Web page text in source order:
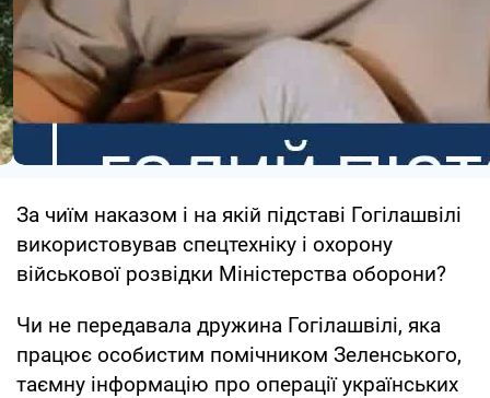
За чиїм наказом і на якій підставі Гогілашвілі
використовував спецтехніку і охорону
військової розвідки Міністерства оборони?
Чи не передавала дружина Гогілашвілі, яка
працює особистим помічником Зеленського,
таємну інформацію про операції українських